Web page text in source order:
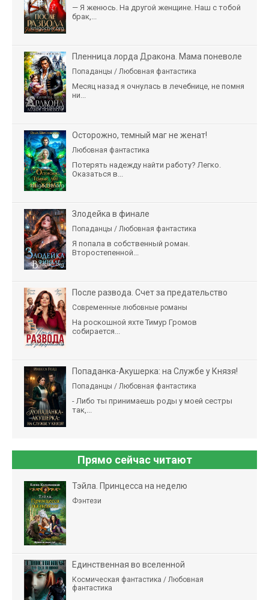
— Я женюсь. На другой женщине. Наш с тобой
брак,...
Пленница лорда Дракона. Мама поневоле
Попаданцы / Любовная фантастика
Месяц назад я очнулась в лечебнице, не помня
ни...
Осторожно, темный маг не женат!
Любовная фантастика
Потерять надежду найти работу? Легко.
Оказаться в...
Злодейка в финале
Попаданцы / Любовная фантастика
Я попала в собственный роман.
Второстепенной...
После развода. Счет за предательство
Современные любовные романы
На роскошной яхте Тимур Громов
собирается...
Попаданка-Акушерка: на Службе у Князя!
Попаданцы / Любовная фантастика
- Либо ты принимаешь роды у моей сестры
так,...
Прямо сейчас читают
Тэйла. Принцесса на неделю
Фэнтези
Единственная во вселенной
Космическая фантастика / Любовная
фантастика